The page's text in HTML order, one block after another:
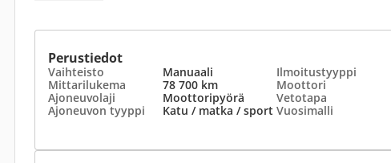
Perustiedot
Vaihteisto Manuaali Ilmoitustyyppi
Mittarilukema
78 700 km Moottori
Ajoneuvolaji
Moottoripyörä Vetotapa
Ajoneuvon tyyppi
Katu / matka / sport Vuosimalli